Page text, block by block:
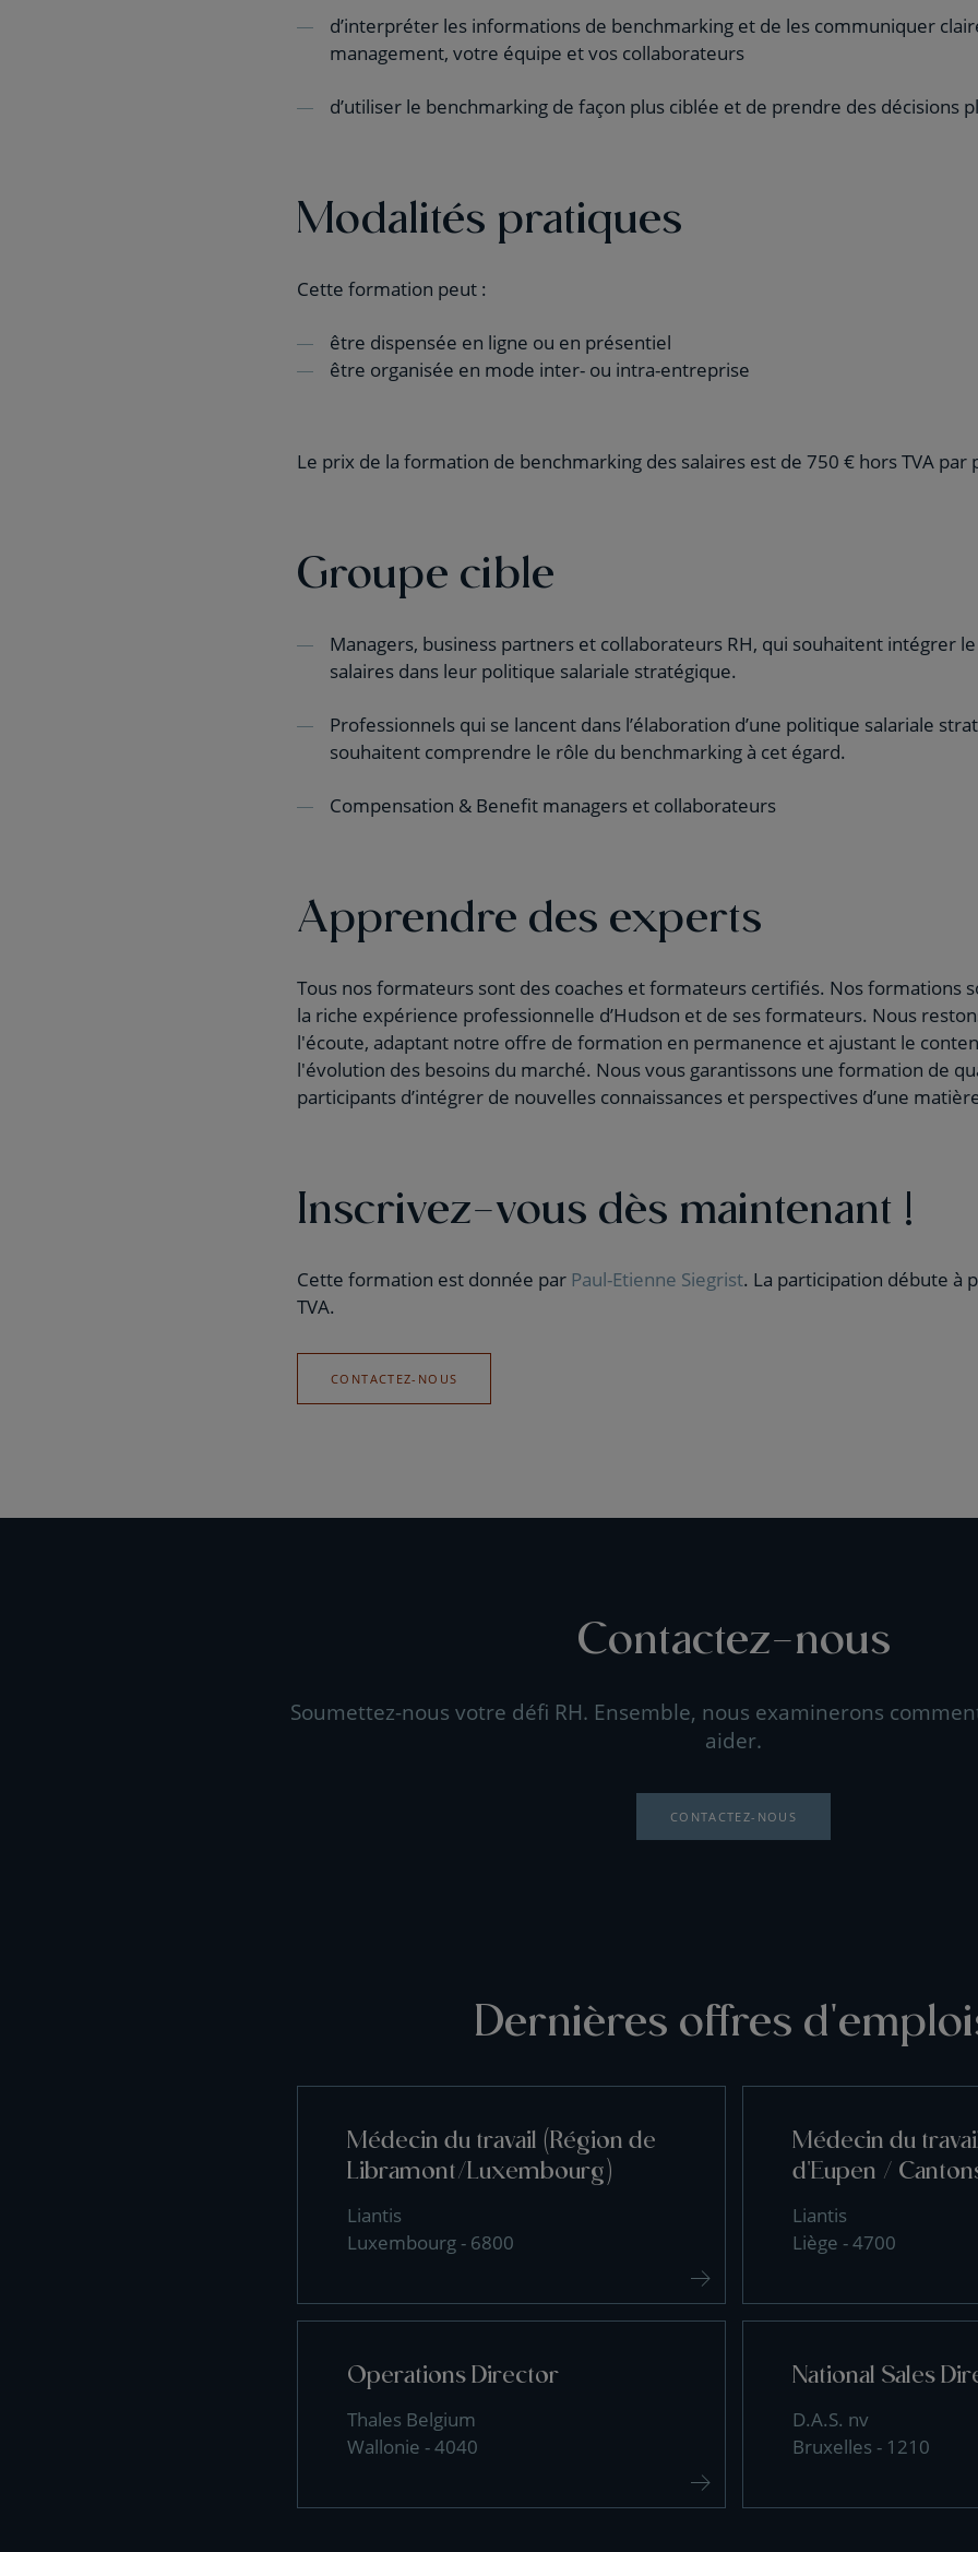
d’interpréter les informations de benchmarking et de les communiquer
management, votre équipe et vos collaborateurs
d’utiliser le benchmarking de façon plus ciblée et de prendre des décisions
Modalités pratiques
Cette formation peut :
être dispensée en ligne ou en présentiel
être organisée en mode inter- ou intra-entreprise
Le prix de la formation de benchmarking des salaires est de 750 € hors TVA par
Groupe cible
Managers, business partners et collaborateurs RH, qui souhaitent intégrer
salaires dans leur politique salariale stratégique.
Professionnels qui se lancent dans l’élaboration d’une politique salariale
souhaitent comprendre le rôle du benchmarking à cet égard.
Compensation & Benefit managers et collaborateurs
Apprendre des experts
Tous nos formateurs sont des coaches et formateurs certifiés. Nos formations
la riche expérience professionnelle d’Hudson et de ses formateurs. Nous
l'écoute, adaptant notre offre de formation en permanence et ajustant le
l'évolution des besoins du marché. Nous vous garantissons une formation de
participants d’intégrer de nouvelles connaissances et perspectives d’une
Inscrivez-vous dès maintenant !
Cette formation est donnée par Paul-Etienne Siegrist. La participation débute à
TVA.
CONTACTEZ-NOUS
Contactez-nous
Soumettez-nous votre défi RH. Ensemble, nous examinerons
aider.
CONTACTEZ-NOUS
Dernières offres
Médecin du travail (Région de
Libramont/Luxembourg)
Liantis
Luxembourg - 6800
Médecin du
d'Eupen /
Liantis
Liège - 4700
Operations Director
Thales Belgium
Wallonie - 4040
National Sales
D.A.S. nv
Bruxelles - 1210